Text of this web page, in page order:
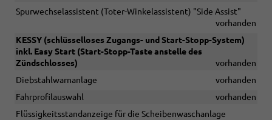
Spurwechselassistent (Toter-Winkelassistent) "Side Assist"
vorhanden
KESSY (schlüsselloses Zugangs- und Start-Stopp-System)
inkl. Easy Start (Start-Stopp-Taste anstelle des
Zündschlosses)
vorhanden
Diebstahlwarnanlage
vorhanden
Fahrprofilauswahl
vorhanden
Flüssigkeitsstandanzeige für die Scheibenwaschanlage